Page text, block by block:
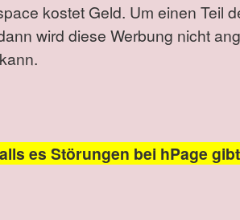
kostet Geld. Um einen Teil
wird diese Werbung nicht
es Störungen bei hPage